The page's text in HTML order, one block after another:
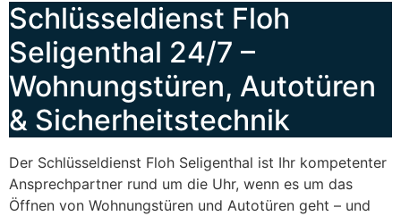
Schlüsseldienst Floh
Seligenthal 24/7 –
Wohnungstüren, Autotüren
& Sicherheitstechnik
Der Schlüsseldienst Floh Seligenthal ist Ihr kompetenter
Ansprechpartner rund um die Uhr, wenn es um das
Öffnen von Wohnungstüren und Autotüren geht – und